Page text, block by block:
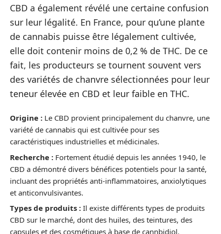
CBD a également révélé une certaine confusion
sur leur légalité. En France, pour qu’une plante
de cannabis puisse être légalement cultivée,
elle doit contenir moins de 0,2 % de THC. De ce
fait, les producteurs se tournent souvent vers
des variétés de chanvre sélectionnées pour leur
teneur élevée en CBD et leur faible en THC.
Origine : Le CBD provient principalement du chanvre, une
variété de cannabis qui est cultivée pour ses
caractéristiques industrielles et médicinales.
Recherche : Fortement étudié depuis les années 1940, le
CBD a démontré divers bénéfices potentiels pour la santé,
incluant des propriétés anti-inflammatoires, anxiolytiques
et anticonvulsivantes.
Types de produits : Il existe différents types de produits
CBD sur le marché, dont des huiles, des teintures, des
capsules et des cosmétiques à base de cannbidiol.